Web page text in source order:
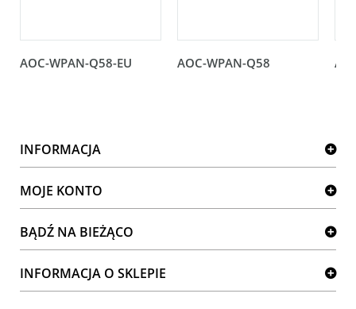
AOC-WPAN-Q58-EU AOC-WPAN-Q58
INFORMACJA
MOJE KONTO
BĄDŹ NA BIEŻĄCO
INFORMACJA O SKLEPIE